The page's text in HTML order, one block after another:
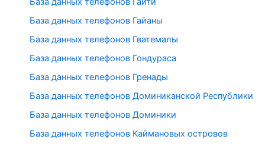
База данных телефонов Гайаны
База данных телефонов Гватемалы
База данных телефонов Гондураса
База данных телефонов Гренады
База данных телефонов Доминиканской Республики
База данных телефонов Доминики
База данных телефонов Каймановых островов